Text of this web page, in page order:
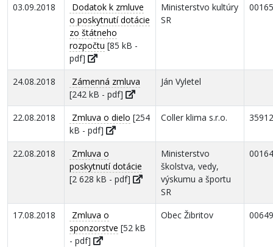
03.09.2018
Dodatok k zmluve
o poskytnutí dotácie
zo štátneho
rozpočtu [85 kB -
pdf]
Ministerstvo kultúry
SR
24.08.2018
Zámenná zmluva
[242 kB - pdf]
Ján Vyletel
22.08.2018 Zmluva o dielo [254
kB - pdf]
Coller klima s.r.o.
22.08.2018
Zmluva o
poskytnutí dotácie
[2 628 kB - pdf]
Ministerstvo
školstva, vedy,
výskumu a športu
SR
17.08.2018
Zmluva o
sponzorstve [52 kB
- pdf]
Obec Žibritov